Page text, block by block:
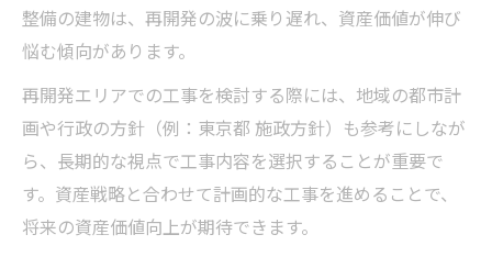
整備の建物は、再開発の波に乗り遅れ、資産価値が伸び
悩む傾向があります。
再開発エリアでの工事を検討する際には、地域の都市計
画や行政の方針（例：東京都 施政方針）も参考にしなが
ら、長期的な視点で工事内容を選択することが重要で
す。資産戦略と合わせて計画的な工事を進めることで、
将来の資産価値向上が期待できます。